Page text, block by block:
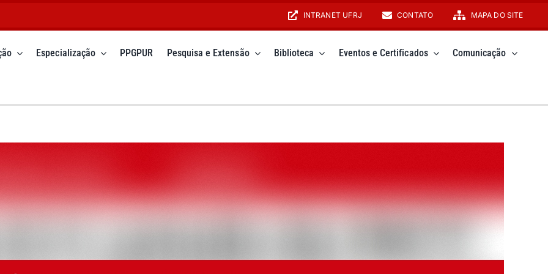
INTRANET UFRJ CONTATO MAPA DO SITE
Especialização PPGPUR Pesquisa e Extensão Biblioteca Eventos e Certificados Comunicação